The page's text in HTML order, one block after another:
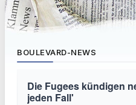
BOULEVARD-NEWS
Die Fugees kündigen
jeden Fall'